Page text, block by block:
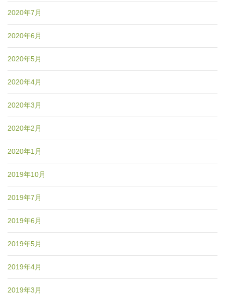
2020年7月
2020年6月
2020年5月
2020年4月
2020年3月
2020年2月
2020年1月
2019年10月
2019年7月
2019年6月
2019年5月
2019年4月
2019年3月